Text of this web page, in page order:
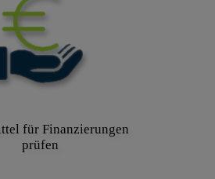
für Finanzierungen
prüfen